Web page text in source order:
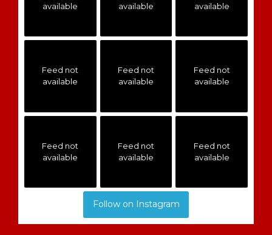
available
available
available
Feed not
available
Feed not
available
Feed not
available
Feed not
available
Feed not
available
Feed not
available
Follow on Instagram